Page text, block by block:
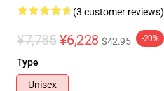
(3 customer reviews)
¥7,785 ¥6,228 $42.95 -20%
Type
Unisex